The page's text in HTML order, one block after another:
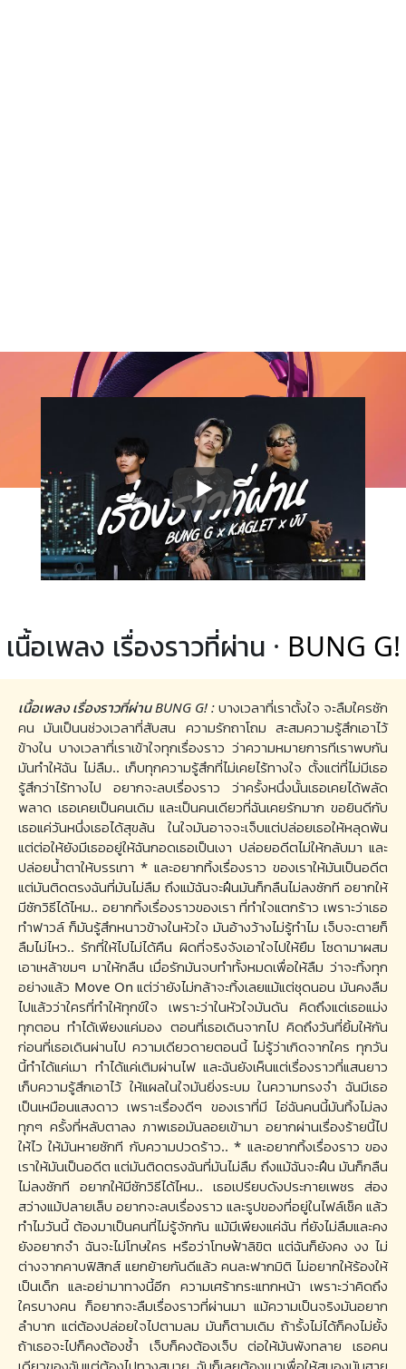
เนื้อเพลง เรื่องราวที่ผ่าน · BUNG G!
เนื้อเพลง เรื่องราวที่ผ่าน BUNG G! : บางเวลาที่เราตั้งใจ จะลืมใครซัก
คน มันเป็นนช่วงเวลาที่สับสน ความรักถาโถม สะสมความรู้สึกเอาไว้
ข้างใน บางเวลาที่เราเข้าใจทุกเรื่องราว ว่าความหมายการทีเราพบกัน
มันทำให้ฉัน ไม่ลืม.. เก็บทุกความรู้สึกที่ไม่เคยไร้ทางใจ ตั้งแต่ที่ไม่มีเธอ
รู้สึกว่าไร้ทางไป อยากจะลบเรื่องราว ว่าครั้งหนึ่งนั้นเธอเคยได้พลัด
พลาด เธอเคยเป็นคนเดิม และเป็นคนเดียวที่ฉันเคยรักมาก ขอยินดีกับ
เธอแค่วันหนึ่งเธอได้สุขล้น ในใจมันอาจจะเจ็บแต่ปล่อยเธอให้หลุดพ้น
แต่ต่อให้ยังมีเธออยู่ให้ฉันกอดเธอเป็นเงา ปล่อยอดีตไม่ให้กลับมา และ
ปล่อยน้ำตาให้บรรเทา * และอยากทิ้งเรื่องราว ของเราให้มันเป็นอดีต
แต่มันติดตรงฉันที่มันไม่ลืม ถึงแม้ฉันจะฝืนมันก็กลืนไม่ลงซักที อยากให้
มีซักวิธีได้ไหม.. อยากทิ้งเรื่องราวของเรา ที่ทำใจแตกร้าว เพราะว่าเธอ
ทำฟาวล์ ก็มันรู้สึกหนาวข้างในหัวใจ มันอ้างว้างไม่รู้ทำไม เจ็บจะตายก็
ลืมไม่ไหว.. รักที่ให้ไปไม่ได้คืน ผิดที่จริงจังเอาใจไปให้ยืม โซดามาผสม
เอาเหล้าขมๆ มาให้กลืน เมื่อรักมันจบทำทั้งหมดเพื่อให้ลืม ว่าจะทิ้งทุก
อย่างแล้ว Move On แต่ว่ายังไม่กล้าจะทิ้งเลยแม้แต่ชุดนอน มันคงลืม
ไปแล้วว่าใครที่ทำให้ทุกข์ใจ เพราะว่าในหัวใจมันดัน คิดถึงแต่เธอแม่ง
ทุกตอน ทำได้เพียงแค่มอง ตอนที่เธอเดินจากไป คิดถึงวันที่ยิ้มให้กัน
ก่อนที่เธอเดินผ่านไป ความเดียวดายตอนนี้ ไม่รู้ว่าเกิดจากใคร ทุกวัน
นี้ทำได้แค่เมา ทำได้แค่เติมผ่านไฟ และฉันยังเห็นแต่เรื่องราวที่แสนยาว
เก็บความรู้สึกเอาไว้ ให้แผลในใจมันยิ่งระบม ในความทรงจำ ฉันมีเธอ
เป็นเหมือนแสงดาว เพราะเรื่องดีๆ ของเราที่มี ไอ่ฉันคนนี้มันทิ้งไม่ลง
ทุกๆ ครั้งที่หลับตาลง ภาพเธอมันลอยเข้ามา อยากผ่านเรื่องร้ายนี้ไป
ให้ไว ให้มันหายซักที กับความปวดร้าว.. * และอยากทิ้งเรื่องราว ของ
เราให้มันเป็นอดีต แต่มันติดตรงฉันที่มันไม่ลืม ถึงแม้ฉันจะฝืน มันก็กลืน
ไม่ลงซักที อยากให้มีซักวิธีได้ไหม.. เธอเปรียบดังประกายเพชร ส่อง
สว่างแม้ปลายเล็บ อยากจะลบเรื่องราว และรูปของที่อยู่ในไฟล์เช็ค แล้ว
ทำไมวันนี้ ต้องมาเป็นคนที่ไม่รู้จักกัน แม้มีเพียงแค่ฉัน ที่ยังไม่ลืมและคง
ยังอยากจำ ฉันจะไม่โทษใคร หรือว่าโทษฟ้าลิขิต แต่ฉันก็ยังคง งง ไม่
ต่างจากคาบฟิสิกส์ แยกย้ายกันดีแล้ว คนละฟากมิติ ไม่อยากให้ร้องให้
เป็นเด็ก และอย่ามาทางนี้อีก ความเศร้ากระแทกหน้า เพราะว่าคิดถึง
ใครบางคน ก็อยากจะลืมเรื่องราวที่ผ่านมา แม้ความเป็นจริงมันอยาก
ลำบาก แต่ต้องปล่อยใจไปตามลม มันก็ตามเดิม ถ้ารั้งไม่ได้ก็คงไม่ยั้ง
ถ้าเธอจะไปก็คงต้องช้ำ เจ็บก็คงต้องเจ็บ ต่อให้มันพังทลาย เธอคน